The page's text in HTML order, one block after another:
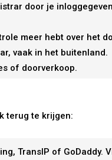
door je
meer hebt over het
vaak in het buitenland.
of doorverkoop.
terug te krijgen:
TransIP of GoDaddy.